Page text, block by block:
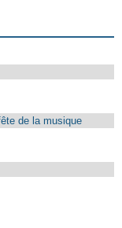
de la musique